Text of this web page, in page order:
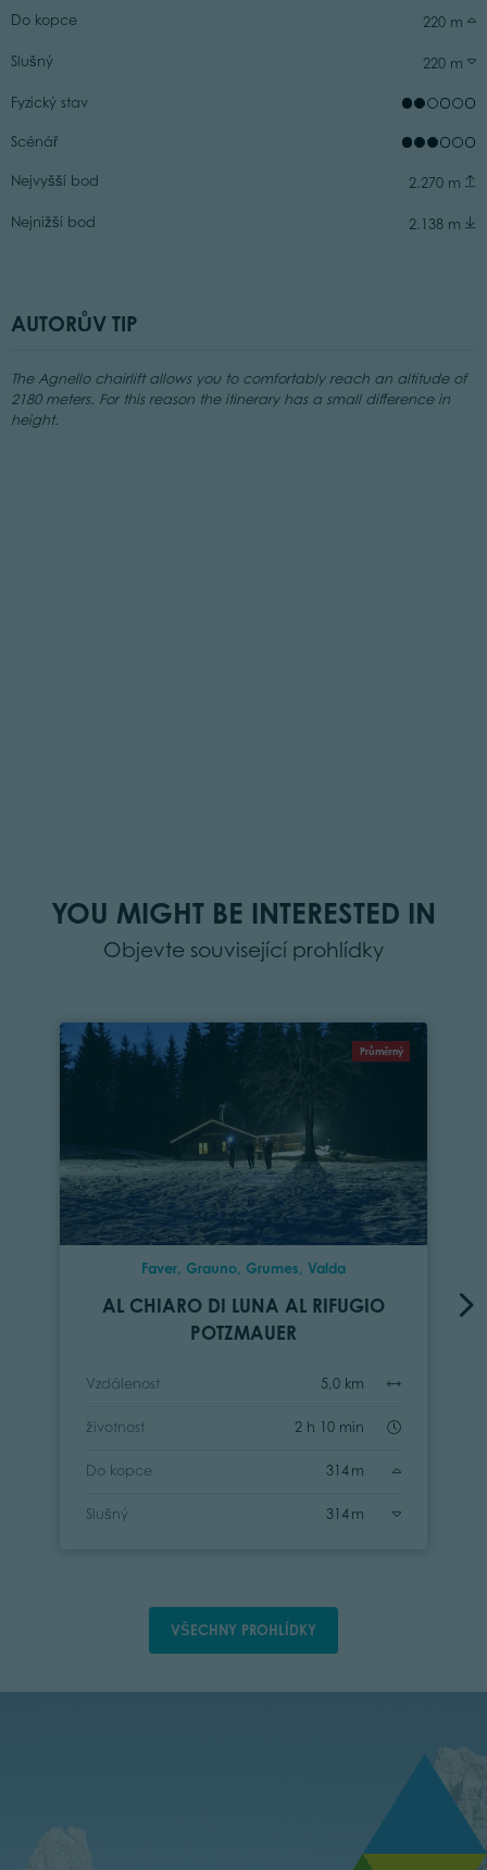
Do kopce 220 m
Slušný 220 m
Fyzický stav
Scénář
Nejvyšší bod 2.270 m
Nejnižší bod 2.138 m
AUTORŮV TIP
The Agnello chairlift allows you to comfortably reach an altitude of
2180 meters. For this reason the itinerary has a small difference in
height.
YOU MIGHT BE INTERESTED IN
Objevte související prohlídky
Průměrný
Faver, Grauno, Grumes, Valda
AL CHIARO DI LUNA AL RIFUGIO
POTZMAUER
Vzdálenost 5,0 km
životnost 2 h 10 min
Do kopce 314 m
Slušný 314 m
VŠECHNY PROHLÍDKY